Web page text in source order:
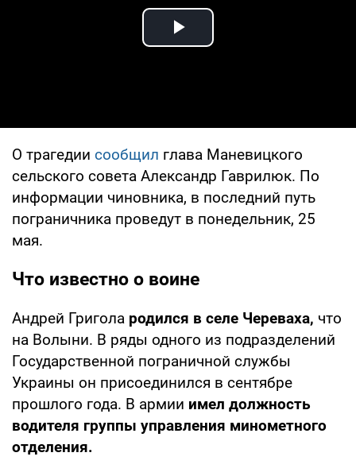
Play Video
О трагедии сообщил глава Маневицкого
сельского совета Александр Гаврилюк. По
информации чиновника, в последний путь
пограничника проведут в понедельник, 25
мая.
Что известно о воине
Андрей Григола родился в селе Череваха, что
на Волыни. В ряды одного из подразделений
Государственной пограничной службы
Украины он присоединился в сентябре
прошлого года. В армии имел должность
водителя группы управления минометного
отделения.